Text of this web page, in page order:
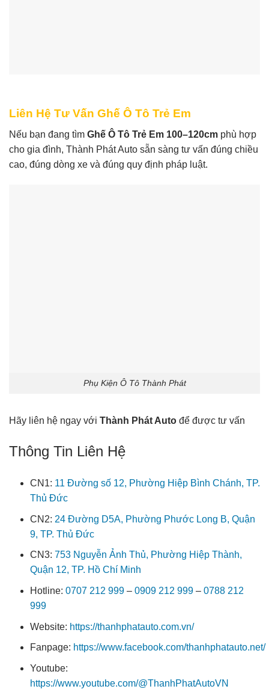
Liên Hệ Tư Vấn Ghế Ô Tô Trẻ Em
Nếu bạn đang tìm Ghế Ô Tô Trẻ Em 100–120cm phù hợp
cho gia đình, Thành Phát Auto sẵn sàng tư vấn đúng chiều
cao, đúng dòng xe và đúng quy định pháp luật.
Phụ Kiện Ô Tô Thành Phát
Hãy liên hệ ngay với Thành Phát Auto để được tư vấn
Thông Tin Liên Hệ
CN1: 11 Đường số 12, Phường Hiệp Bình Chánh, TP.
Thủ Đức
CN2: 24 Đường D5A, Phường Phước Long B, Quận
9, TP. Thủ Đức
CN3: 753 Nguyễn Ảnh Thủ, Phường Hiệp Thành,
Quận 12, TP. Hồ Chí Minh
Hotline: 0707 212 999 – 0909 212 999 – 0788 212
999
Website: https://thanhphatauto.com.vn/
Fanpage: https://www.facebook.com/thanhphatauto.net/
Youtube:
https://www.youtube.com/@ThanhPhatAutoVN